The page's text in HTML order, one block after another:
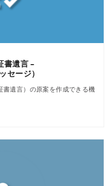
書遺言 –
ージ）
遺言）の原案を作成できる機